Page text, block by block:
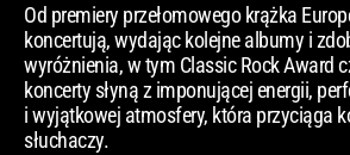
Od premiery przełomowego krążka
koncertują, wydając kolejne albumy i
wyróżnienia, w tym Classic Rock Award
koncerty słyną z imponującej energii,
i wyjątkowej atmosfery, która przyciąga
słuchaczy.